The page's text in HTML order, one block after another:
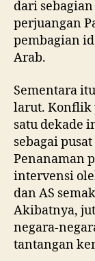
dari
perjuangan
pembagian
Arab.
Sementara
larut. Konflik
satu dekade
sebagai
Penanaman
intervensi
dan AS
Akibatnya,
negara-
tantangan